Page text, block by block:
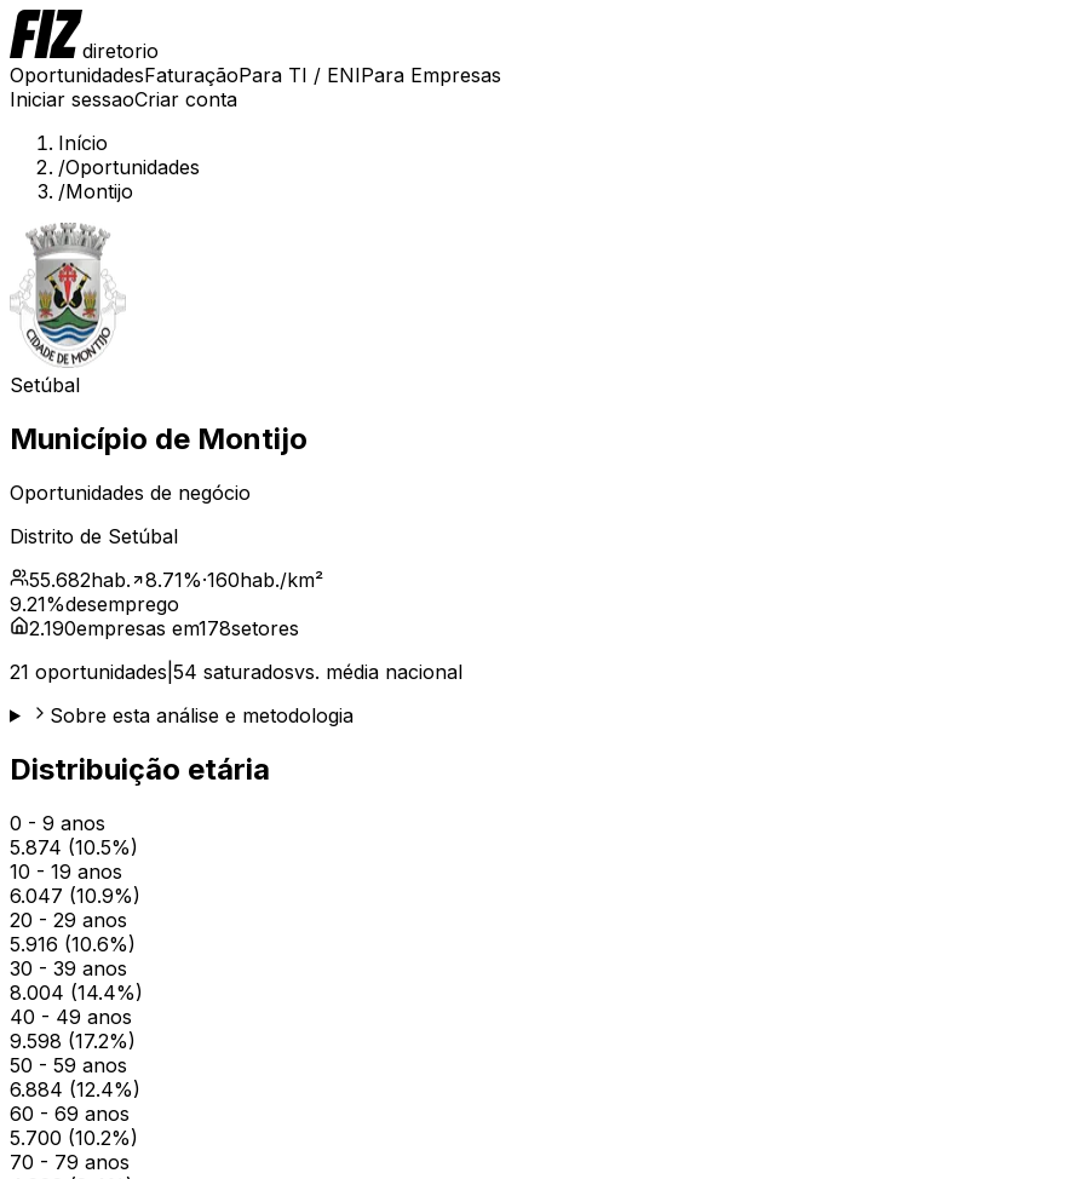
diretorio
OportunidadesFaturaçãoPara TI / ENIPara Empresas
Iniciar sessaoCriar conta
Início
/Oportunidades
/Montijo
Setúbal
Município de Montijo
Oportunidades de negócio
Distrito de Setúbal
55.682hab. 8.71%·160hab./km²
9.21%desemprego
2.190empresas em178setores
21 oportunidades 54 saturadosvs. média nacional
Sobre esta análise e metodologia
Distribuição etária
0 - 9 anos
5.874 (10.5%)
10 - 19 anos
6.047 (10.9%)
20 - 29 anos
5.916 (10.6%)
30 - 39 anos
8.004 (14.4%)
40 - 49 anos
9.598 (17.2%)
50 - 59 anos
6.884 (12.4%)
60 - 69 anos
5.700 (10.2%)
70 - 79 anos